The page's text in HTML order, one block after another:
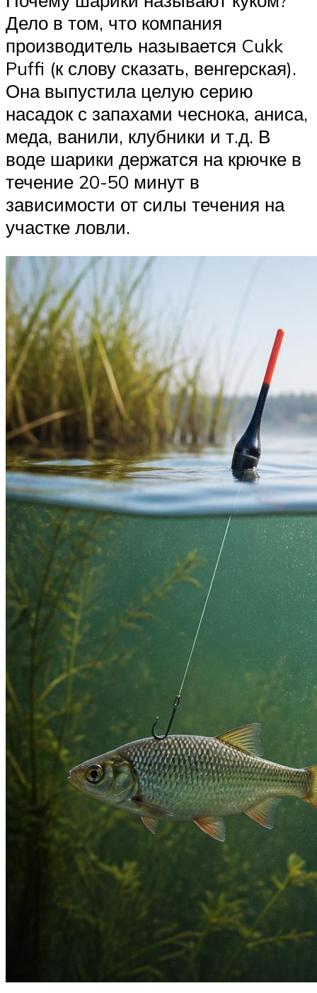
Дело в том, что компания
производитель называется Cukk
Puffi (к слову сказать, венгерская).
Она выпустила целую серию
насадок с запахами чеснока, аниса,
меда, ванили, клубники и т.д. В
воде шарики держатся на крючке в
течение 20-50 минут в
зависимости от силы течения на
участке ловли.